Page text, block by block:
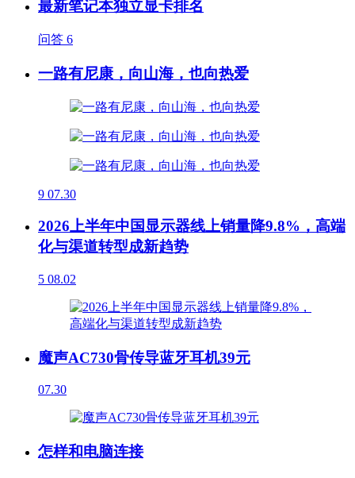
最新笔记本独立显卡排名
问答 6
一路有尼康，向山海，也向热爱
9 07.30
2026上半年中国显示器线上销量降9.8%，高端
化与渠道转型成新趋势
5 08.02
魔声AC730骨传导蓝牙耳机39元
07.30
怎样和电脑连接